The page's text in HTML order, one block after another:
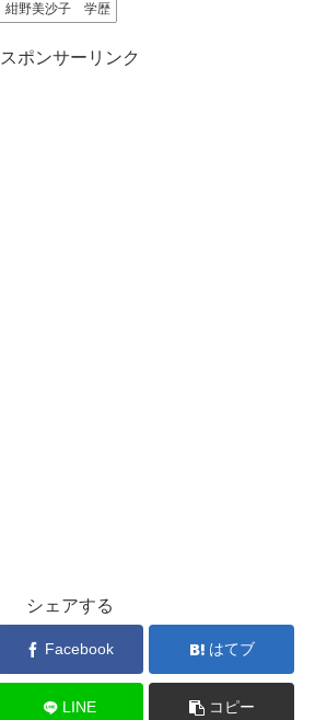
紺野美沙子 学歴
スポンサーリンク
シェアする
Facebook はてブ
LINE コピー